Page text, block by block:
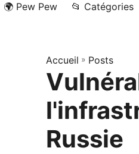
🌍 Pew Pew 📂 Catégories
Accueil » Posts
Russie